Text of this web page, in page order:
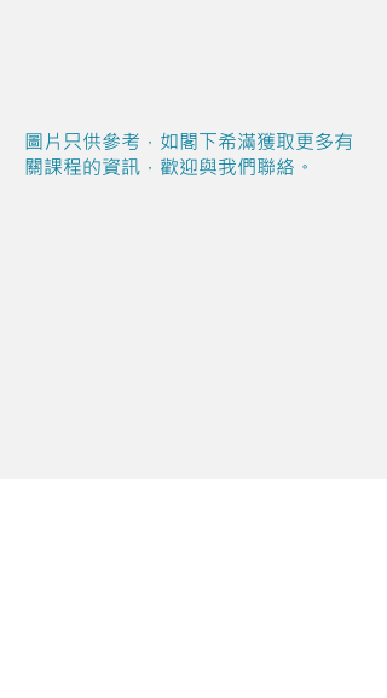
圖片只供參考，如閣下希滿獲取更多有
關課程的資訊，歡迎與我們聯絡。